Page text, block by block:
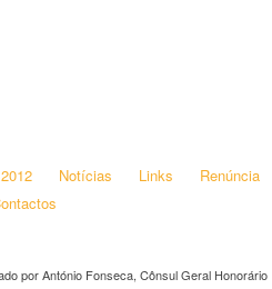
Notícias Links
Renúncia
por António Fonseca, Cônsul Geral Honorário